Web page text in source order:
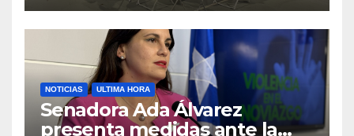
NOTICIAS ULTIMA HORA
Senadora Ada Álvarez
presenta medidas ante la